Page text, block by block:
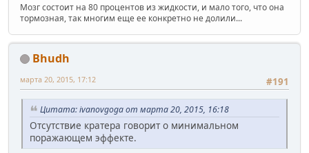
Мозг состоит на 80 процентов из жидкости, и мало того, что она
тормозная, так многим еще ее конкретно не долили...
Bhudh
#191
марта 20, 2015, 17:12
Цитата: ivanovgoga от марта 20, 2015, 16:18
Отсутствие кратера говорит о минимальном
поражающем эффекте.